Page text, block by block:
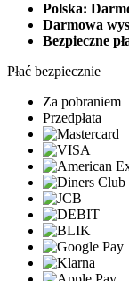
Polska:
Darmowa
Bezpieczne
Płać bezpiecznie
Za pobraniem
Przedpłata